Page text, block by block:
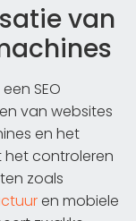
van
SEO
van websites
en het
het controleren
zoals
en mobiele